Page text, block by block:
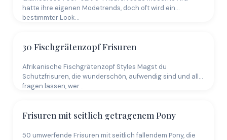
hatte ihre eigenen Modetrends, doch oft wird ein
bestimmter Look…
30 Fischgrätenzopf Frisuren
Afrikanische Fischgrätenzopf Styles Magst du
Schutzfrisuren, die wunderschön, aufwendig sind und alle
fragen lassen, wer…
Frisuren mit seitlich getragenem Pony
50 umwerfende Frisuren mit seitlich fallendem Pony, die